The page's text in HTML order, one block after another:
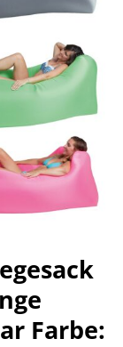
Farbe: